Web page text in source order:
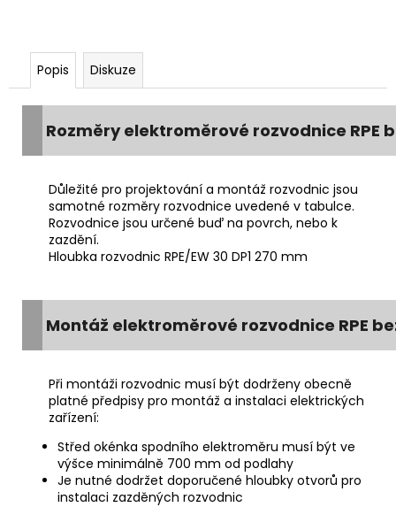
Popis Diskuze
Rozměry elektroměrové rozvodnice RPE
Důležité pro projektování a montáž rozvodnic jsou
samotné rozměry rozvodnice uvedené v tabulce.
Rozvodnice jsou určené buď na povrch, nebo k
zazdění.
Hloubka rozvodnic RPE/EW 30 DP1 270 mm
Montáž elektroměrové rozvodnice RPE
Při montáži rozvodnic musí být dodrženy obecně
platné předpisy pro montáž a instalaci elektrických
zařízení:
Střed okénka spodního elektroměru musí být ve
výšce minimálně 700 mm od podlahy
Je nutné dodržet doporučené hloubky otvorů pro
instalaci zazděných rozvodnic